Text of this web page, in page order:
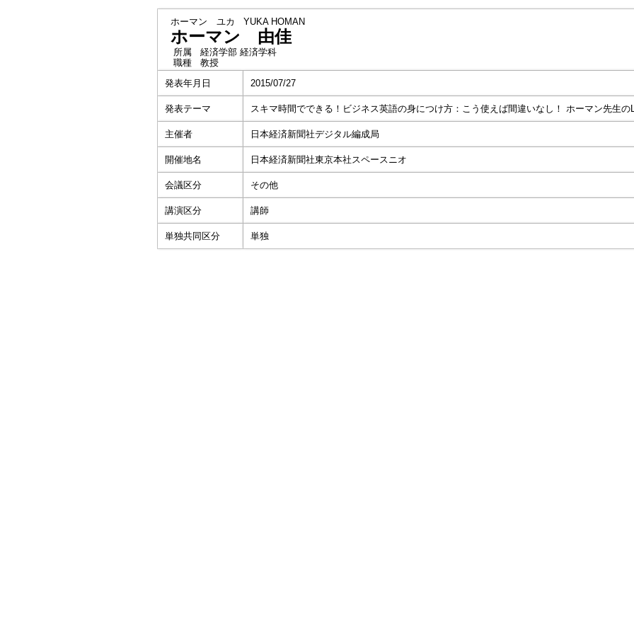
ホーマン ユカ YUKA HOMAN
ホーマン 由佳
所属
経済学部 経済学科
職種
教授
発表年月日
2015/07/27
発表テーマ スキマ時間でできる！ビジネス英語の身につけ方：こう使えば間違いなし！ ホーマン先生の
主催者 日本経済新聞社デジタル編成局
開催地名 日本経済新聞社東京本社スペースニオ
会議区分 その他
講演区分 講師
単独共同区分 単独